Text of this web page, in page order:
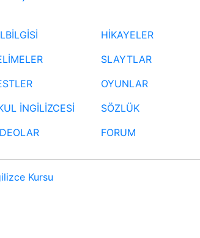
İNGİLİZCESİ
HİKAYELER
SLAYTLAR
OYUNLAR
SÖZLÜK
FORUM
Kursu